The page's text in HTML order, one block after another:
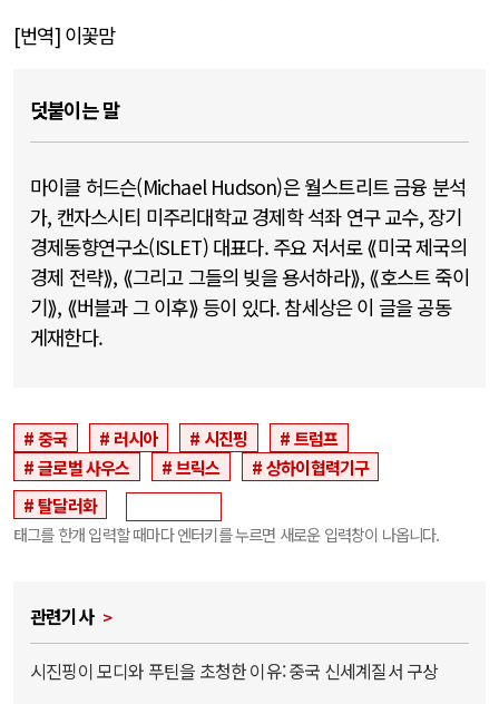
[번역] 이꽃맘
덧붙이는 말
마이클 허드슨(Michael Hudson)은 월스트리트 금융 분석
가, 캔자스시티 미주리대학교 경제학 석좌 연구 교수, 장기
경제동향연구소(ISLET) 대표다. 주요 저서로 ⟪미국 제국의
경제 전략⟫, ⟪그리고 그들의 빚을 용서하라⟫, ⟪호스트 죽이
기⟫, ⟪버블과 그 이후⟫ 등이 있다. 참세상은 이 글을 공동
게재한다.
중국 러시아 시진핑
트럼프
글로벌 사우스
브릭스
상하이협력기구
탈달러화
태그를 한개 입력할 때마다 엔터키를 누르면 새로운 입력창이 나옵니다.
관련기사
시진핑이 모디와 푸틴을 초청한 이유: 중국 신세계질서 구상